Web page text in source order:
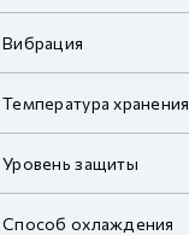
Вибрация
Температура хранения
Уровень защиты
Способ охлаждения